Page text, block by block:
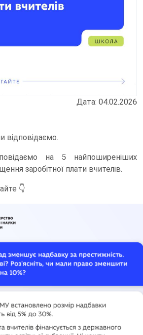
Дата: 04.02.2026
відповідаємо.
на 5 найпоширеніших
заробітної плати вчителів.
👇